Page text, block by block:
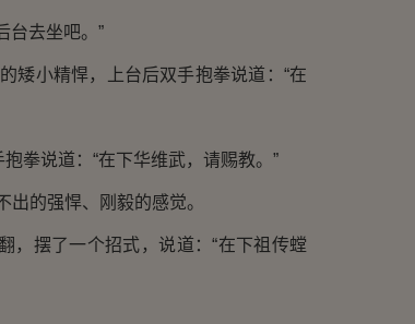
去坐吧。”
小精悍，上台后双手抱拳说道：“在
拳说道：“在下华维武，请赐教。”
的强悍、刚毅的感觉。
摆了一个招式，说道：“在下祖传螳